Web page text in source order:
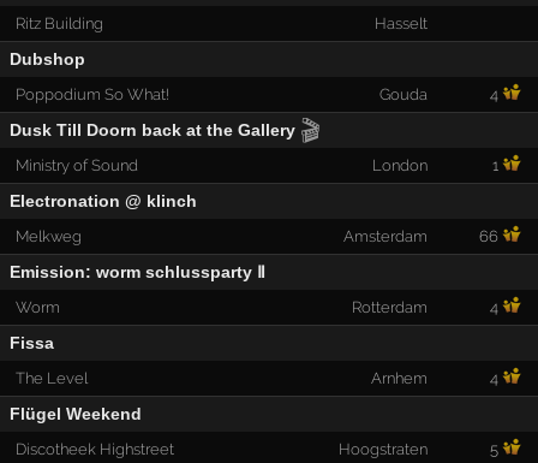
Ritz Building Hasselt
Dubshop
Poppodium So What! Gouda 4
Dusk Till Doorn back at the Gallery 🎬
Ministry of Sound London 1
Electronation @ klinch
Melkweg Amsterdam 66
Emission: worm schlussparty Ⅱ
Worm Rotterdam 4
Fissa
The Level Arnhem 4
Flügel Weekend
Discotheek Highstreet Hoogstraten 5